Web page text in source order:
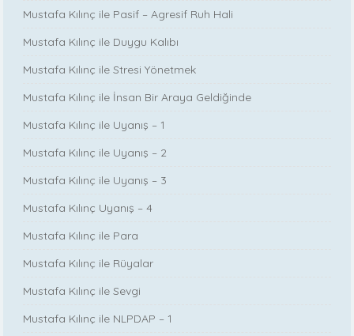
Mustafa Kılınç ile Pasif – Agresif Ruh Hali
Mustafa Kılınç ile Duygu Kalıbı
Mustafa Kılınç ile Stresi Yönetmek
Mustafa Kılınç ile İnsan Bir Araya Geldiğinde
Mustafa Kılınç ile Uyanış – 1
Mustafa Kılınç ile Uyanış – 2
Mustafa Kılınç ile Uyanış – 3
Mustafa Kılınç Uyanış – 4
Mustafa Kılınç ile Para
Mustafa Kılınç ile Rüyalar
Mustafa Kılınç ile Sevgi
Mustafa Kılınç ile NLPDAP – 1